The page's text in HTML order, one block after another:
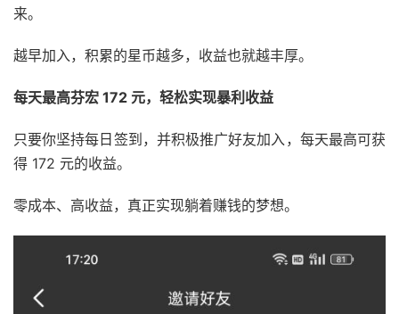
来。
越早加入， 积累的星币越多， 收益也就越丰厚。
每天最高芬宏 172 元，轻松实现暴利收益
只要你坚持每日签到， 并积极推广好友加入， 每天最高可获
得 172 元的收益。
零成本、 高收益， 真正实现躺着赚钱的梦想。